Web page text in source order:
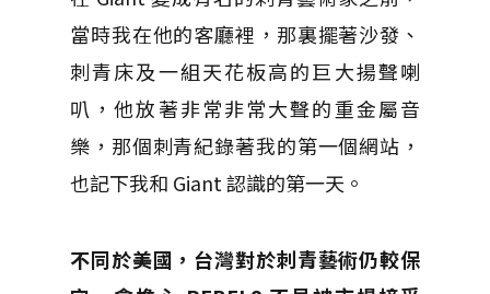
當時我在他的客廳裡，那裏擺著沙發、
刺青床及一組天花板高的巨大揚聲喇
叭，他放著非常非常大聲的重金屬音
樂，那個刺青紀錄著我的第一個網站，
也記下我和 Giant 認識的第一天。
不同於美國，台灣對於刺青藝術仍較保